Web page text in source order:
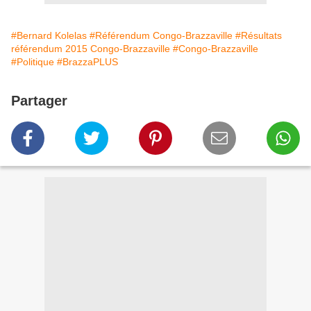
#Bernard Kolelas #Référendum Congo-Brazzaville #Résultats
référendum 2015 Congo-Brazzaville #Congo-Brazzaville
#Politique #BrazzaPLUS
Partager